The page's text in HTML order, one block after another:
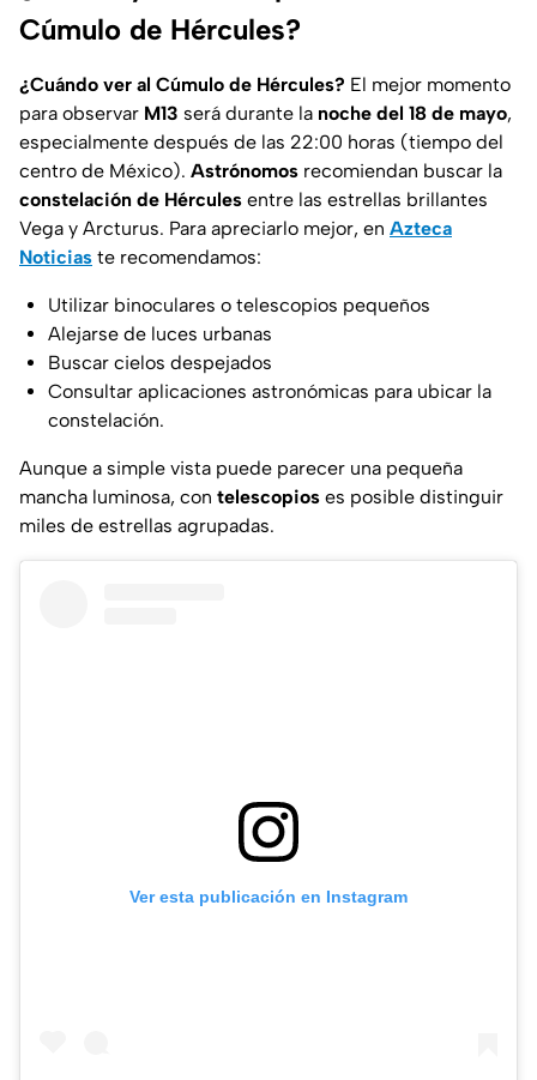
Cúmulo de Hércules?
¿Cuándo ver al Cúmulo de Hércules? El mejor momento
para observar M13 será durante la noche del 18 de mayo,
especialmente después de las 22:00 horas (tiempo del
centro de México). Astrónomos recomiendan buscar la
constelación de Hércules entre las estrellas brillantes
Vega y Arcturus. Para apreciarlo mejor, en Azteca
Noticias te recomendamos:
Utilizar binoculares o telescopios pequeños
Alejarse de luces urbanas
Buscar cielos despejados
Consultar aplicaciones astronómicas para ubicar la
constelación.
Aunque a simple vista puede parecer una pequeña
mancha luminosa, con telescopios es posible distinguir
miles de estrellas agrupadas.
Ver esta publicación en Instagram